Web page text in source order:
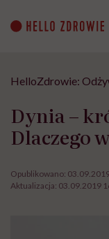
content
HelloZdrowie:
Dynia –
Dlaczego
Opublikowano:
Aktualizacja: 03.09.2019